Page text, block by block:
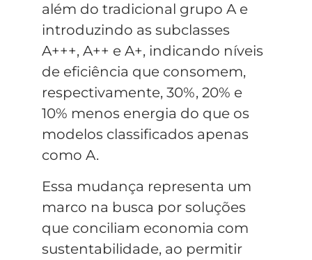
além do tradicional grupo A e
introduzindo as subclasses
A+++, A++ e A+, indicando níveis
de eficiência que consomem,
respectivamente, 30%, 20% e
10% menos energia do que os
modelos classificados apenas
como A.
Essa mudança representa um
marco na busca por soluções
que conciliam economia com
sustentabilidade, ao permitir